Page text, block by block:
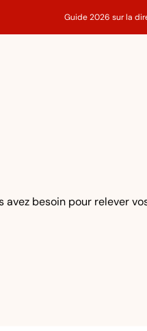
Guide 2026 sur la
besoin pour relever